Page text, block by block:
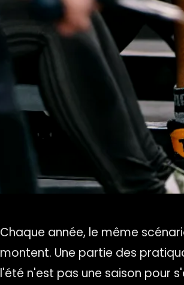
Chaque année, le même
montent. Une partie des
l'été n'est pas une saison pour